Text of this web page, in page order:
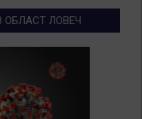
ОБЛАСТ ЛОВЕЧ